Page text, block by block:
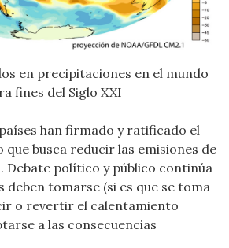
en precipitaciones en el mundo
fines del Siglo XXI
han firmado y ratificado el
busca reducir las emisiones de
Debate político y público continúa
deben tomarse (si es que se toma
o revertir el calentamiento
a las consecuencias